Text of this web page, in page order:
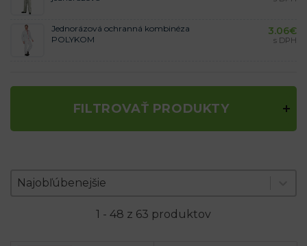
Jednorázová ochranná kombinéza
POLYKOM
3.06€
s DPH
FILTROVAŤ PRODUKTY
Zoradenie produktov
Sort content
Najobľúbenejšie
Sort content
1 - 48 z 63 produktov